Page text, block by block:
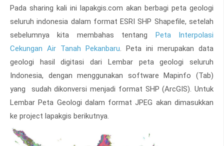
Pada sharing kali ini lapakgis.com akan berbagi peta geologi
seluruh indonesia dalam format ESRI SHP Shapefile, setelah
sebelumnya kita membahas tentang Peta Interpolasi
Cekungan Air Tanah Pekanbaru. Peta ini merupakan data
geologi hasil digitasi dari Lembar peta geologi seluruh
Indonesia, dengan menggunakan software Mapinfo (Tab)
yang sudah dikonversi menjadi format SHP (ArcGIS). Untuk
Lembar Peta Geologi dalam format JPEG akan dimasukkan
ke project lapakgis berikutnya.